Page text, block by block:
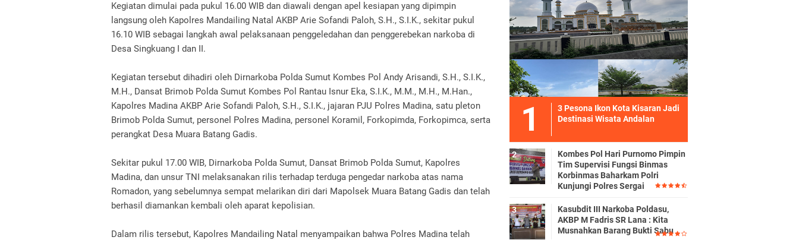
Kegiatan dimulai pada pukul 16.00 WIB dan diawali dengan apel kesiapan yang dipimpin
langsung oleh Kapolres Mandailing Natal AKBP Arie Sofandi Paloh, S.H., S.I.K., sekitar pukul
16.10 WIB sebagai langkah awal pelaksanaan penggeledahan dan penggerebekan narkoba di
Desa Singkuang I dan II.
Kegiatan tersebut dihadiri oleh Dirnarkoba Polda Sumut Kombes Pol Andy Arisandi, S.H., S.I.K.,
M.H., Dansat Brimob Polda Sumut Kombes Pol Rantau Isnur Eka, S.I.K., M.M., M.H., M.Han.,
Kapolres Madina AKBP Arie Sofandi Paloh, S.H., S.I.K., jajaran PJU Polres Madina, satu pleton
Brimob Polda Sumut, personel Polres Madina, personel Koramil, Forkopimda, Forkopimca, serta
perangkat Desa Muara Batang Gadis.
Sekitar pukul 17.00 WIB, Dirnarkoba Polda Sumut, Dansat Brimob Polda Sumut, Kapolres
Madina, dan unsur TNI melaksanakan rilis terhadap terduga pengedar narkoba atas nama
Romadon, yang sebelumnya sempat melarikan diri dari Mapolsek Muara Batang Gadis dan telah
berhasil diamankan kembali oleh aparat kepolisian.
Dalam rilis tersebut, Kapolres Mandailing Natal menyampaikan bahwa Polres Madina telah
3 Pesona Ikon Kota Kisaran Jadi
Destinasi Wisata Andalan
Kombes Pol Hari Purnomo Pimpin
Tim Supervisi Fungsi Binmas
Korbinmas Baharkam Polri
Kunjungi Polres Sergai
Kasubdit III Narkoba Poldasu,
AKBP M Fadris SR Lana : Kita
Musnahkan Barang Bukti Sabu